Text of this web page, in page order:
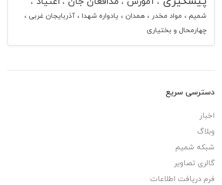
شمیم مواد مخدر همدان یادواره شهدا
آذربایجان غربی
چهارمحال و بختیاری
دسترسی سریع
اخبار
وبلاگ
شبکه شمیم
گالری تصاویر
فرم دریافت اطلاعات